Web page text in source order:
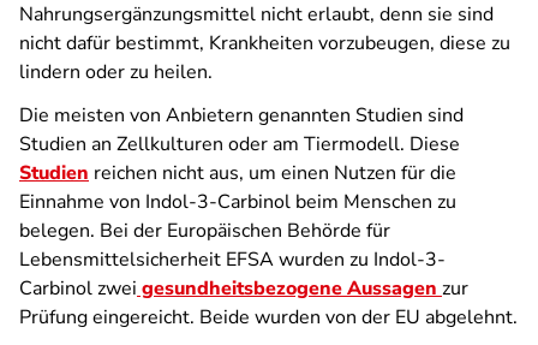
Nahrungsergänzungsmittel nicht erlaubt, denn sie sind
nicht dafür bestimmt, Krankheiten vorzubeugen, diese zu
lindern oder zu heilen.
Die meisten von Anbietern genannten Studien sind
Studien an Zellkulturen oder am Tiermodell. Diese
Studien reichen nicht aus, um einen Nutzen für die
Einnahme von Indol-3-Carbinol beim Menschen zu
belegen. Bei der Europäischen Behörde für
Lebensmittelsicherheit EFSA wurden zu Indol-3-
Carbinol zwei gesundheitsbezogene Aussagen zur
Prüfung eingereicht. Beide wurden von der EU abgelehnt.